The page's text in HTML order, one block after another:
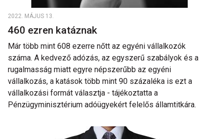
2022. MÁJUS 13.
460 ezren katáznak
Már több mint 608 ezerre nőtt az egyéni vállalkozók
száma. A kedvező adózás, az egyszerű szabályok és a
rugalmasság miatt egyre népszerűbb az egyéni
vállalkozás, a katások több mint 90 százaléka is ezt a
vállalkozási formát választja - tájékoztatta a
Pénzügyminisztérium adóügyekért felelős államtitkára.